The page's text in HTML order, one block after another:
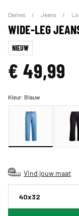
Dames Jeans
WIDE-LEG
NIEUW
€ 49,99
Kleur: Blauw
Vind jouw maat
40x32